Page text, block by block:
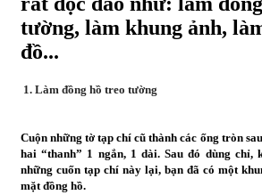
tường, làm khung ảnh,
đồ...
1. Làm đồng hồ treo tường
Cuộn những tờ tạp chí cũ thành các ống tròn
hai “thanh” 1 ngắn, 1 dài. Sau đó dùng chỉ,
những cuốn tạp chí này lại, bạn đã có một
mặt đồng hồ.